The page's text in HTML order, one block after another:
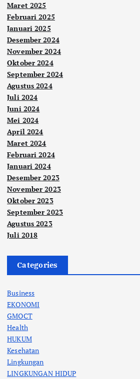
Maret 2025
Februari 2025
Januari 2025
Desember 2024
November 2024
Oktober 2024
September 2024
Agustus 2024
Juli 2024
Juni 2024
Mei 2024
April 2024
Maret 2024
Februari 2024
Januari 2024
Desember 2023
November 2023
Oktober 2023
September 2023
Agustus 2023
Juli 2018
Categories
Business
EKONOMI
GMOCT
Health
HUKUM
Kesehatan
Lingkungan
LINGKUNGAN HIDUP